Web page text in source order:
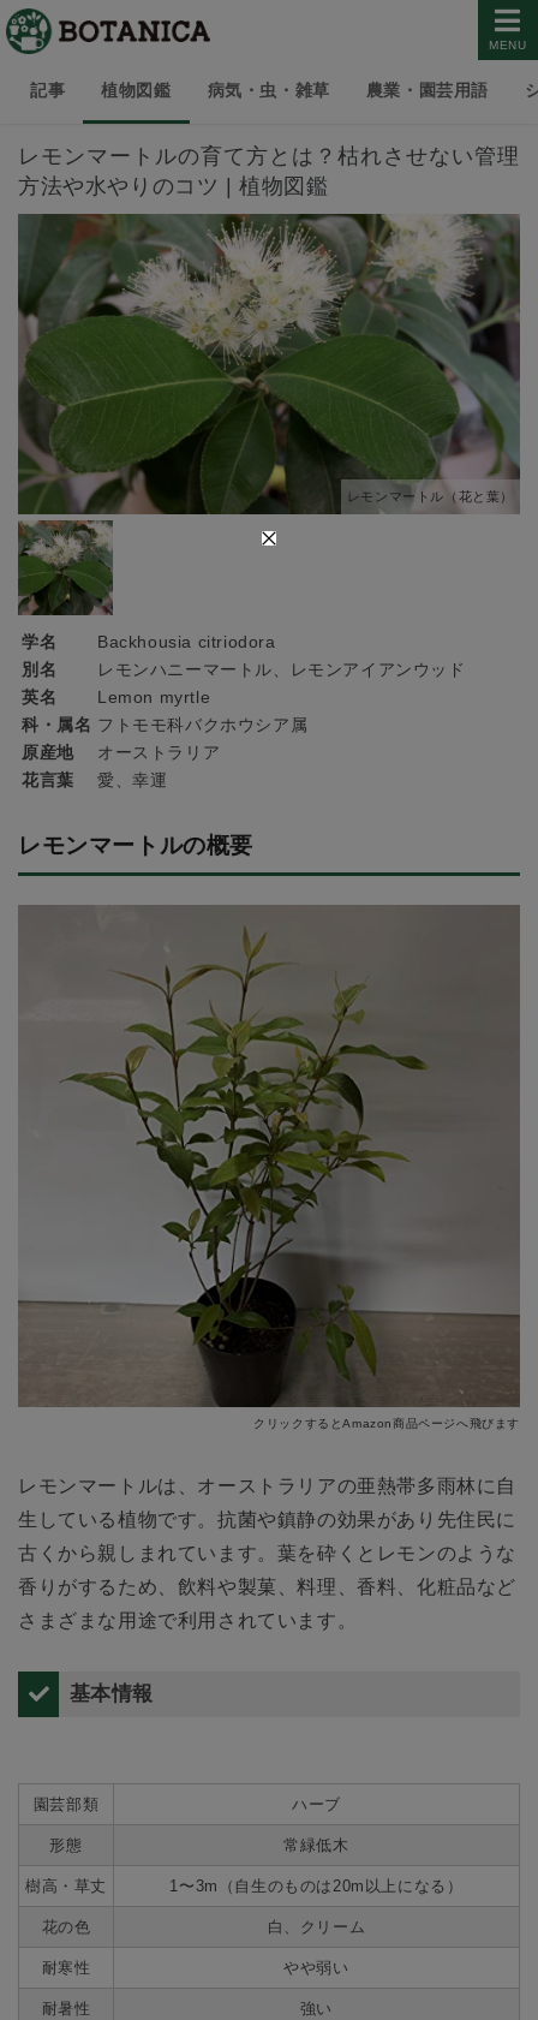
MENU
記事 植物図鑑 病気・虫・雑草 農業・園芸用語
レモンマートルの育て方とは？枯れさせない管理
方法や水やりのコツ | 植物図鑑
レモンマートル（花と葉）
学名
Backhousia citriodora
別名
レモンハニーマートル、レモンアイアンウッド
英名
Lemon myrtle
科・属名 フトモモ科バクホウシア属
原産地
オーストラリア
花言葉
愛、幸運
レモンマートルの概要
クリックするとAmazon商品ページへ飛びます
レモンマートルは、オーストラリアの亜熱帯多雨林に自
生している植物です。抗菌や鎮静の効果があり先住民に
古くから親しまれています。葉を砕くとレモンのような
香りがするため、飲料や製菓、料理、香料、化粧品など
さまざまな用途で利用されています。
基本情報
園芸部類 ハーブ
形態 常緑低木
樹高・草丈 1〜3m（自生のものは20m以上になる）
花の色 白、クリーム
耐寒性 やや弱い
耐暑性 強い